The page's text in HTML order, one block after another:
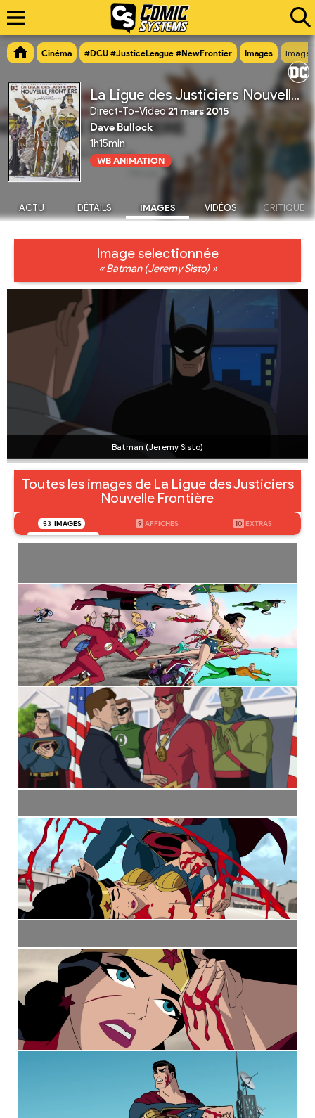
Cinéma #DCU #JusticeLeague #NewFrontier Images Image
La Ligue des Justiciers Nouvelle Frontière
Direct-To-Video21 mars 2015
Dave Bullock
1h15min
WB ANIMATION
ACTU DÉTAILS IMAGES VIDÉOS CRITIQUE
Image selectionnée
« Batman (Jeremy Sisto) »
Batman (Jeremy Sisto)
Toutes les images de La Ligue des Justiciers
Nouvelle Frontière
53 IMAGES 9 AFFICHES 10 EXTRAS